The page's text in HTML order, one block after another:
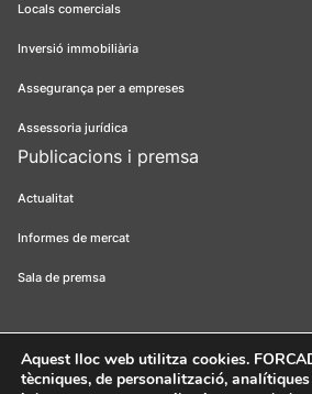
Locals comercials
Inversió immobiliària
Assegurança per a empreses
Assessoria jurídica
Publicacions i premsa
Actualitat
Informes de mercat
Sala de premsa
Forcadell 2026 Avís legal Política de
Aquest lloc web utilitza cookies.
tècniques, de personalització,